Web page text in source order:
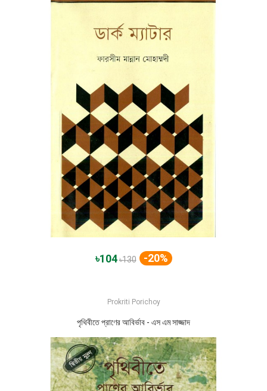
৳104৳130 -20%
Prokriti Porichoy
পৃথিবীতে প্রাণের আবির্ভাব - এস এম সাজ্জাদ